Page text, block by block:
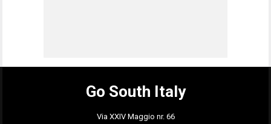
Go South Italy
Via XXIV Maggio nr. 66